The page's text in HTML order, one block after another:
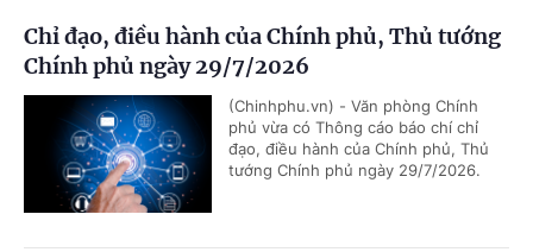
Chỉ đạo, điều hành của Chính phủ, Thủ tướng
Chính phủ ngày 29/7/2026
(Chinhphu.vn) - Văn phòng Chính
phủ vừa có Thông cáo báo chí chỉ
đạo, điều hành của Chính phủ, Thủ
tướng Chính phủ ngày 29/7/2026.